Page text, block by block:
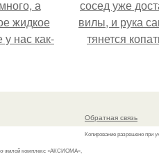
а
жидкое
у нас как-
сосед уже
вилы, и рука
тянется
жилой комплекс «АКСИОМА»,
Обратная связь
Копирование разрешено при